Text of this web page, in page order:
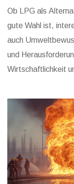
Ob LPG als
gute Wahl ist,
auch
und
Wirtschaftlichkeit
Dabei führe ich
Fahrzeugen an
Thema Autogas.